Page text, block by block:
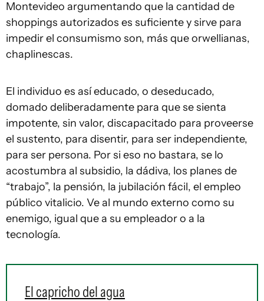
Montevideo argumentando que la cantidad de
shoppings autorizados es suficiente y sirve para
impedir el consumismo son, más que orwellianas,
chaplinescas.
El individuo es así educado, o deseducado,
domado deliberadamente para que se sienta
impotente, sin valor, discapacitado para proveerse
el sustento, para disentir, para ser independiente,
para ser persona. Por si eso no bastara, se lo
acostumbra al subsidio, la dádiva, los planes de
“trabajo”, la pensión, la jubilación fácil, el empleo
público vitalicio. Ve al mundo externo como su
enemigo, igual que a su empleador o a la
tecnología.
El capricho del agua